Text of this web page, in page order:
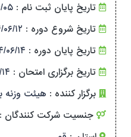
تاریخ پایان ثبت نام :
تاریخ شروع دوره : ۱۴۰۴/
تاریخ پایان دوره : ۱۴۰۴/
تاریخ برگزاری امتحان :
برگزار کننده : هیئت وزنه
جنسیت شرکت کنندگان :